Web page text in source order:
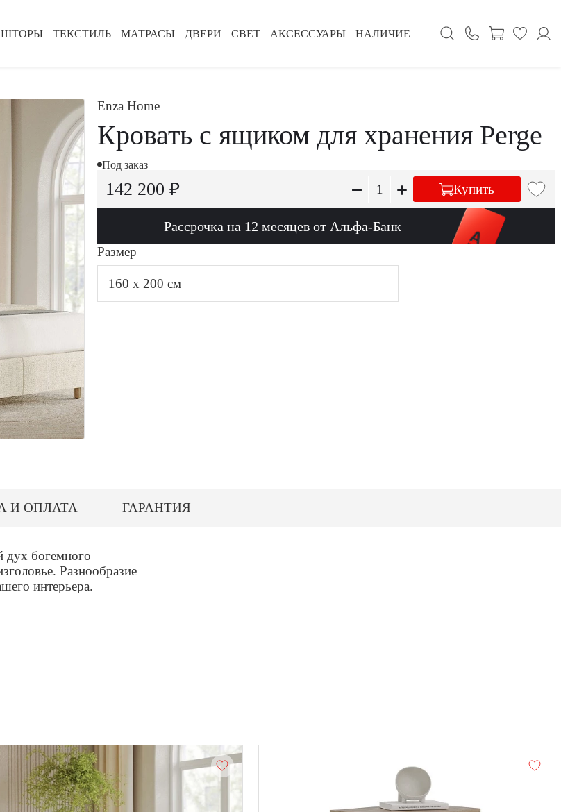
ШТОРЫ ТЕКСТИЛЬ МАТРАСЫ ДВЕРИ СВЕТ АКСЕССУАРЫ НАЛИЧИЕ
Enza Home
Кровать с ящиком для хранения Perge
Под заказ
142 200 ₽ Купить
Рассрочка на 12 месяцев от Альфа-Банк
Размер
160 x 200 см
И ОПЛАТА ГАРАНТИЯ
дух богемного
Разнообразие
интерьера.